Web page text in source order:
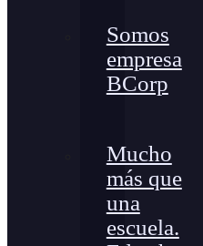
Somos
empresa
BCorp
Mucho
más que
una
escuela.